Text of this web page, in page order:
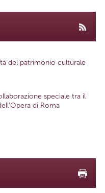
del patrimonio culturale
speciale tra il
di Roma